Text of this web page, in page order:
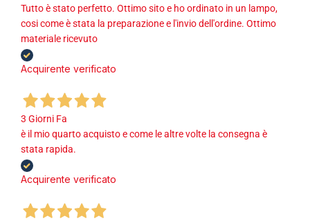
Tutto è stato perfetto. Ottimo sito e ho ordinato in un lampo,
cosi come è stata la preparazione e l'invio dell'ordine. Ottimo
materiale ricevuto
Acquirente verificato
3 Giorni Fa
è il mio quarto acquisto e come le altre volte la consegna è
stata rapida.
Acquirente verificato